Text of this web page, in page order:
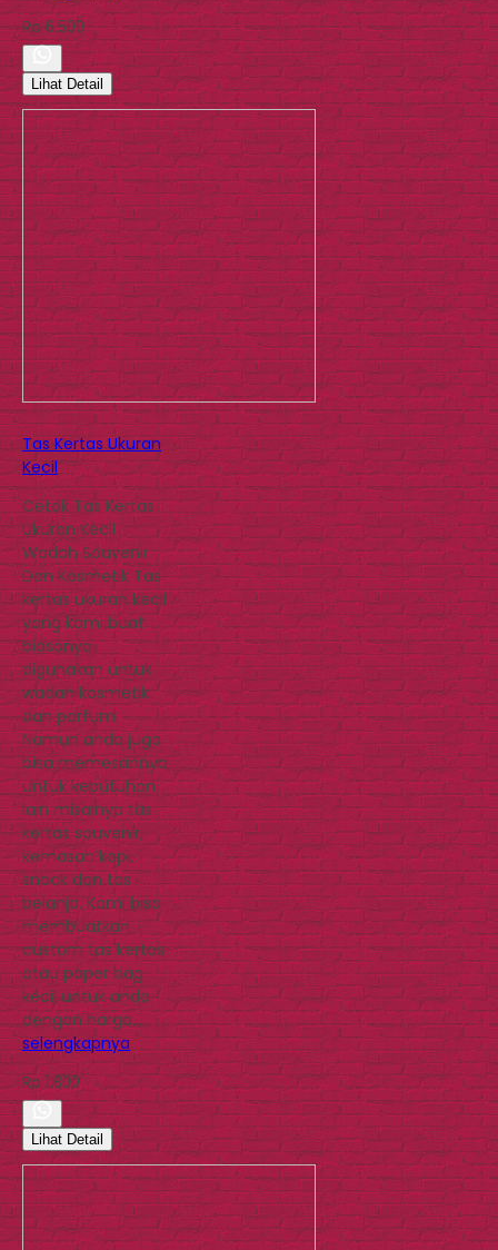
Rp 6.500
Lihat Detail
Tas Kertas Ukuran
Kecil
Cetak Tas Kertas
Ukuran Kecil
Wadah Souvenir
Dan Kosmetik Tas
kertas ukuran kecil
yang kami buat
biasanya
digunakan untuk
wadah kosmetik
dan parfum.
Namun anda juga
bisa memesannya
untuk kebutuhan
lain misalnya tas
kertas souvenir,
kemasan kopi,
snack dan tas
belanja. Kami bisa
membuatkan
custom tas kertas
atau paper bag
kecil untuk anda
dengan harga…
selengkapnya
Rp 1.800
Lihat Detail